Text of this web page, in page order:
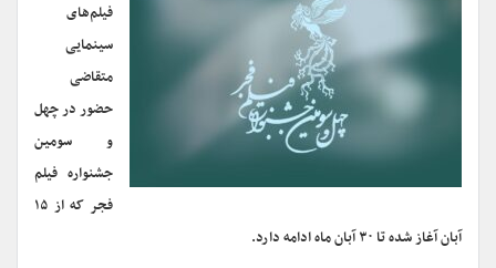
فیلم‌های
سینمایی
متقاضی
حضور در چهل
و سومین
جشنواره فیلم
فجر که از ۱۵
آبان آغاز شده تا ۳۰ آبان ماه ادامه دارد.